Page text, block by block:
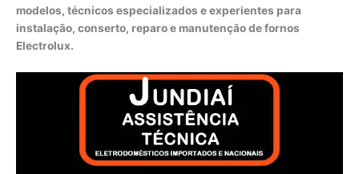
modelos, técnicos especializados e experientes para
instalação, conserto, reparo e manutenção de fornos
Electrolux.